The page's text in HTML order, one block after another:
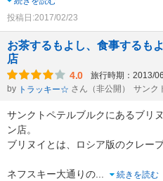
投稿日:2017/02/23
お茶するもよし、食事するも
店
4.0 旅行時期：2013/
by トラッキー☆ さん（非公開） サンク
サンクトペテルブルクにあるブリ
ン店。
ブリヌイとは、ロシア版のクレープ
ネフスキー大通りの...
続きを読む